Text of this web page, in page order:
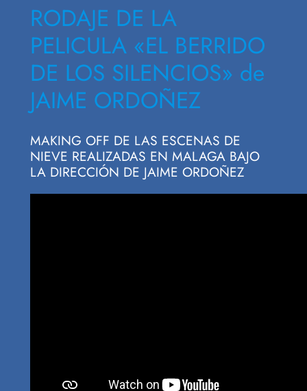
RODAJE DE LA
PELICULA «EL BERRIDO
DE LOS SILENCIOS» de
JAIME ORDOÑEZ
MAKING OFF DE LAS ESCENAS DE
NIEVE REALIZADAS EN MALAGA BAJO
LA DIRECCIÓN DE JAIME ORDOÑEZ